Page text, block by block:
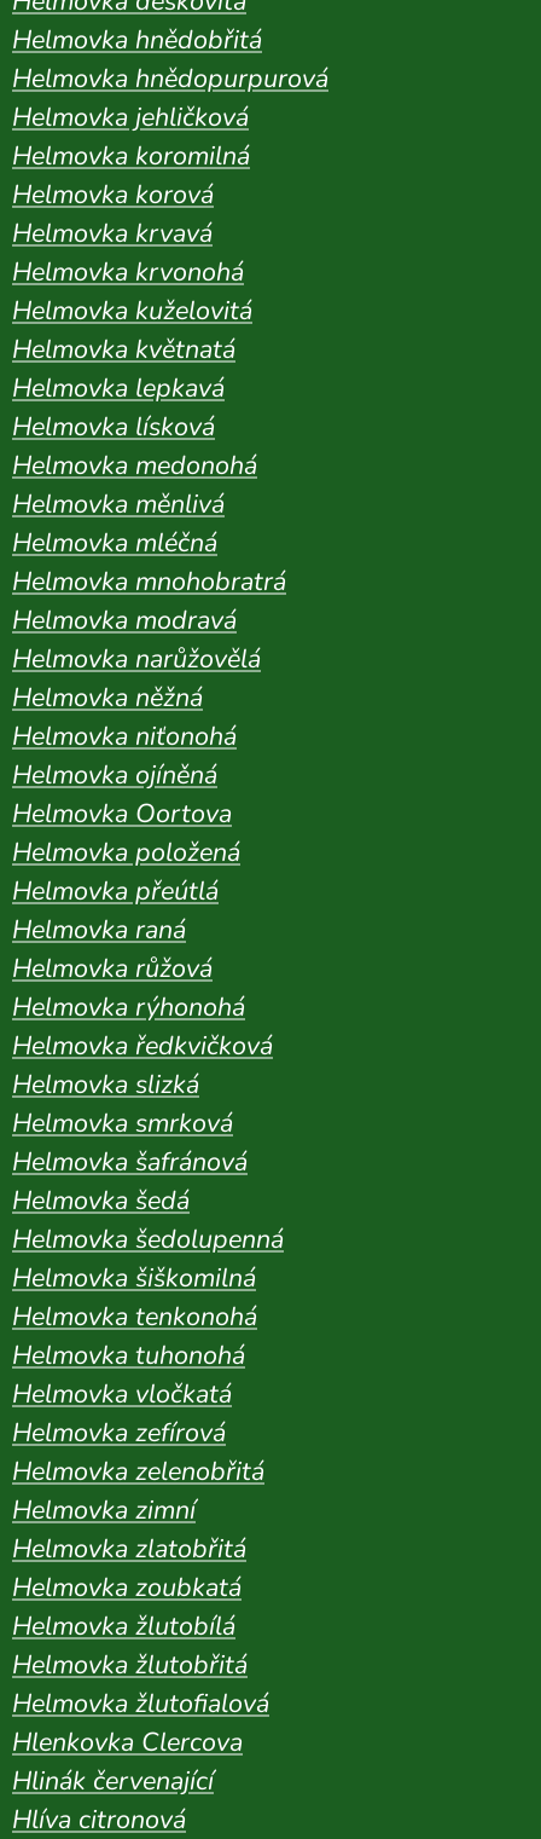
Helmovka hnědobřitá
Helmovka hnědopurpurová
Helmovka jehličková
Helmovka koromilná
Helmovka korová
Helmovka krvavá
Helmovka krvonohá
Helmovka kuželovitá
Helmovka květnatá
Helmovka lepkavá
Helmovka lísková
Helmovka medonohá
Helmovka měnlivá
Helmovka mléčná
Helmovka mnohobratrá
Helmovka modravá
Helmovka narůžovělá
Helmovka něžná
Helmovka niťonohá
Helmovka ojíněná
Helmovka Oortova
Helmovka položená
Helmovka přeútlá
Helmovka raná
Helmovka růžová
Helmovka rýhonohá
Helmovka ředkvičková
Helmovka slizká
Helmovka smrková
Helmovka šafránová
Helmovka šedá
Helmovka šedolupenná
Helmovka šiškomilná
Helmovka tenkonohá
Helmovka tuhonohá
Helmovka vločkatá
Helmovka zefírová
Helmovka zelenobřitá
Helmovka zimní
Helmovka zlatobřitá
Helmovka zoubkatá
Helmovka žlutobílá
Helmovka žlutobřitá
Helmovka žlutofialová
Hlenkovka Clercova
Hlinák červenající
Hlíva citronová